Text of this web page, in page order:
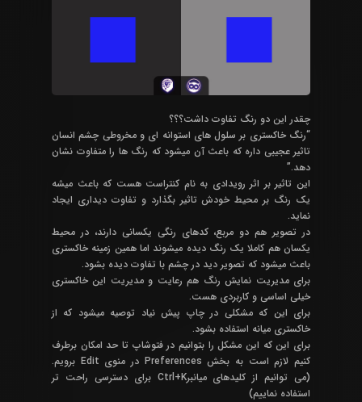
چقدر این دو رنگ تفاوت داشت؟؟؟
“رنگ خاکستری بر سلول های استوانه ای و مخروطی چشم انسان
تاثیر عجیبی داره که باعث آن میشود که رنگ ها را متفاوت نشان
دهد.”
این تاثیر بر اثر رویدادی به نام کنتراست هست که باعث میشه
یک رنگ بر محیط خودش تاثیر بگذارد و تفاوت دیداری ایجاد
نماید.
در تصویر هم دو مربع، کدهای رنگی یکسانی دارند، در محیط
یکسان هم کاملا یک رنگ دیده میشوند اما همین زمینه خاکستری
باعث میشود که تصویر دید در چشم با تفاوت دیده بشود.
برای مدیریت نمایش رنگ هم رعایت و مدیریت این خاکستری
خیلی اساسی و کاربردی هست.
برای این که مشکلی در چاپ پیش نیاد توصیه میشود که از
خاکستری میانه استفاده بشود.
برای این که این مشکل را بتوانیم در فتوشاپ تا حد امکان برطرف
کنیم لازم است به بخش Preferences در منوی Edit برویم.
(می توانیم از کلیدهای میانبرCtrl+K برای دسترسی راحت تر
استفاده نماییم)